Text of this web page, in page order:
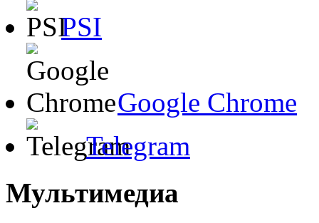
PSI
Google Chrome
Telegram
Мультимедиа